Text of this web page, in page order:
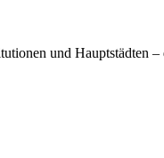
und Hauptstädten